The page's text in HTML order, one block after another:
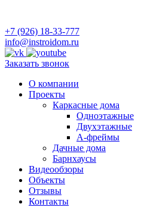
+7 (926) 18-33-777
info@instroidom.ru
Заказать звонок
О компании
Проекты
Каркасные дома
Одноэтажные
Двухэтажные
А-фреймы
Дачные дома
Барнхаусы
Видеообзоры
Объекты
Отзывы
Контакты